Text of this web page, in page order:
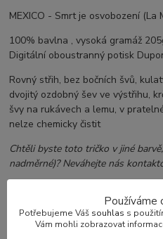
MEXICO - Smrt je osvobození (La
100% bavlna , vysoká gramáž
Digitální oboustranný potisk
Rovný střih, bez bočních švů,
dvojitý ozdobný šev ve výstřihu,
švy na rukávech a lemu, v
nelze chemicky čistit
Chtěli byste toto tričko v jiné
nadměrné)? Neváhejte nás
Parametry
Používáme
Potřebujeme Váš souhlas s
Vám mohli zobrazovat